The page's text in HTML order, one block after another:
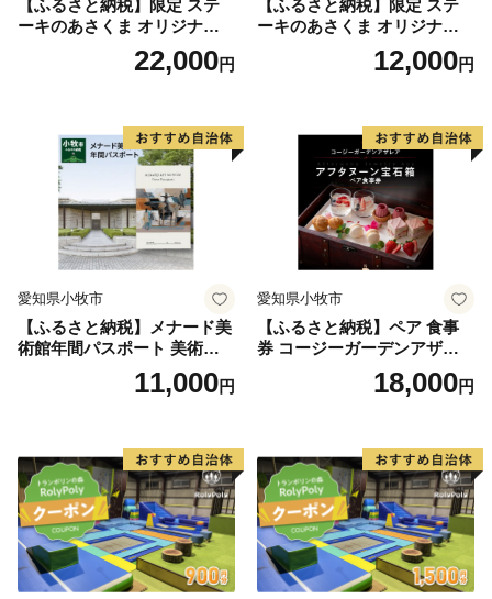
【ふるさと納税】限定 ステ
ーキのあさくま オリジナル
お食事券 6000円 お好きなメ
ニュー 好きなだけ コーンス
県 小牧店 小牧市 チケット 送
料無料
22,000円
【ふるさと納税】限定 ステ
ーキのあさくま オリジナル
お食事券 3000円 お好きなメ
ニュー 好きなだけ コーンス
県 小牧店 小牧市 チケット 送
12,000円
愛知県小牧市
【ふるさと納税】メナード美
術館年間パスポート 美術館
11,000円
愛知県小牧市
【ふるさと納税】ペア 食事
券 コージーガーデンアザレ
ア アフタヌーン宝石箱 ホテ
ル特製 デザート 6種類 サン
ティー チケット 券 2名様分
お祝 誕生日 記念日 名鉄小牧
ホテル 愛知県 小牧市 送料無
料
18,000円